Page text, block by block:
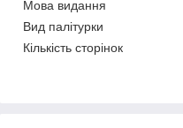
Мова видання
Вид палітурки
Кількість сторінок